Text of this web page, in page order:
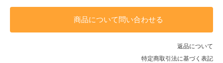
商品について問い合わせる
返品について
特定商取引法に基づく表記